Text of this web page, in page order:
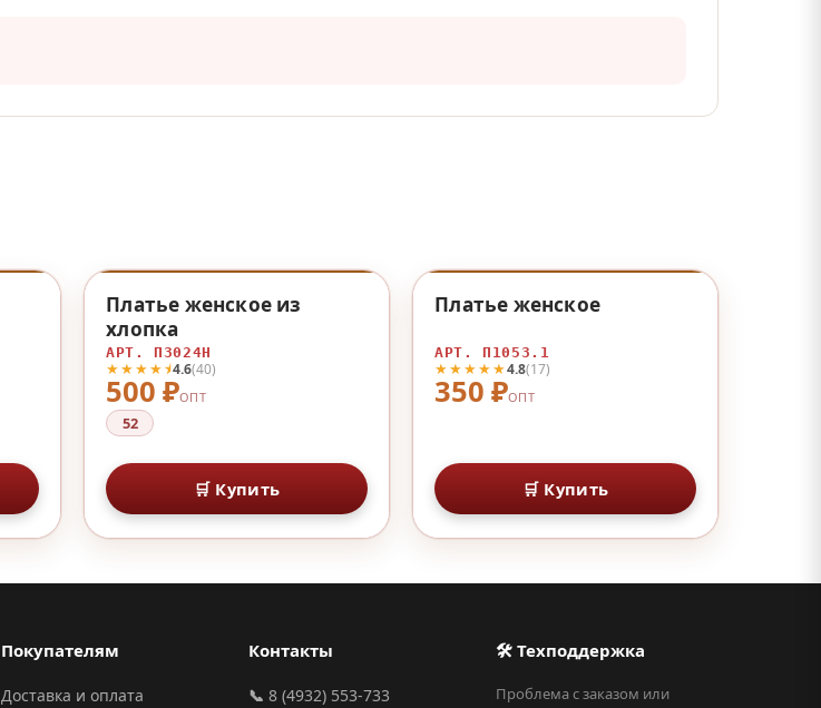
500 ₽ОПТ
★★★★⯨4.6(40)
Платье женское из
хлопка
АРТ. П3024Н
52
🛒 Купить
350 ₽ОПТ
★★★★★4.8(17)
Платье женское
АРТ. П1053.1
🛒 Купить
Покупателям
Доставка и оплата
Контакты
📞 8 (4932) 553-733
🛠 Техподдержка
Проблема с заказом или